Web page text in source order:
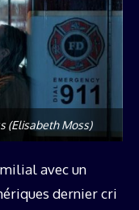
(Elisabeth Moss)
avec un
dernier cri